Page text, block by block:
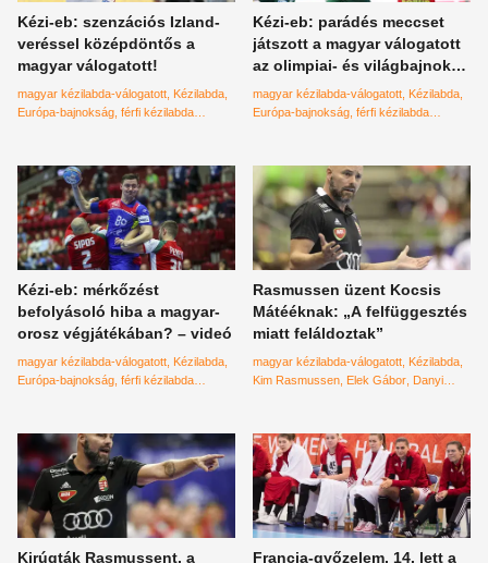
Kézi-eb: szenzációs Izland-
veréssel középdöntős a
magyar válogatott!
magyar kézilabda-válogatott Kézilabda
Európa-bajnokság férfi kézilabda
Kézi-eb: parádés meccset
játszott a magyar válogatott
az olimpiai- és világbajnok
magyar kézilabda-válogatott Kézilabda
Európa-bajnokság férfi kézilabda
Kézi-eb: mérkőzést
befolyásoló hiba a magyar-
orosz végjátékában? – videó
magyar kézilabda-válogatott Kézilabda
Európa-bajnokság férfi kézilabda
Rasmussen üzent Kocsis
Mátééknak: „A felfüggesztés
miatt feláldoztak”
magyar kézilabda-válogatott Kézilabda
Kim Rasmussen Elek Gábor Danyi
Kirúgták Rasmussent, a
Francia-győzelem, 14. lett a